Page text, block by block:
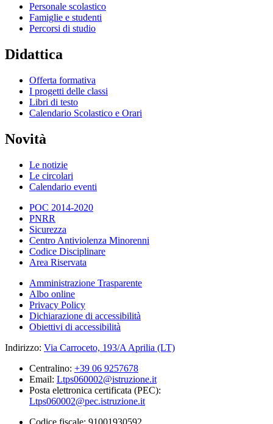
Personale scolastico
Famiglie e studenti
Percorsi di studio
Didattica
Offerta formativa
I progetti delle classi
Libri di testo
Calendario Scolastico e Orari
Novità
Le notizie
Le circolari
Calendario eventi
POC 2014-2020
PNRR
Sicurezza
Centro Antiviolenza Minorenni
Codice Disciplinare
Area Riservata
Amministrazione Trasparente
Albo online
Privacy Policy
Dichiarazione di accessibilità
Obiettivi di accessibilità
Indirizzo: Via Carroceto, 193/A Aprilia (LT)
Centralino: +39 06 9257678
Email: Ltps060002@istruzione.it
Posta elettronica certificata (PEC):
Ltps060002@pec.istruzione.it
Codice fiscale: 91001930592